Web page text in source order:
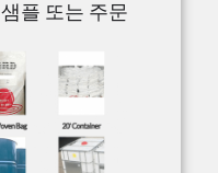
플 또는 주문